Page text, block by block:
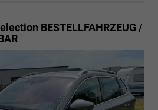
BESTELLFAHRZEUG /